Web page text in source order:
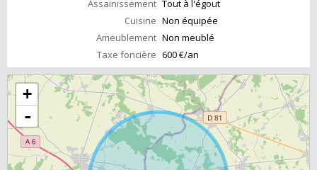
Assainissement Tout à l'égout
Cuisine Non équipée
Ameublement Non meublé
Taxe foncière 600 €/an
+
-